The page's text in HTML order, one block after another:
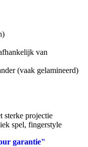
van
(vaak gelamineerd)
sterke projectie
spel, fingerstyle
garantie"